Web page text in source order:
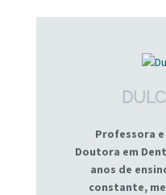
Professora
Doutora em
anos de
constante,